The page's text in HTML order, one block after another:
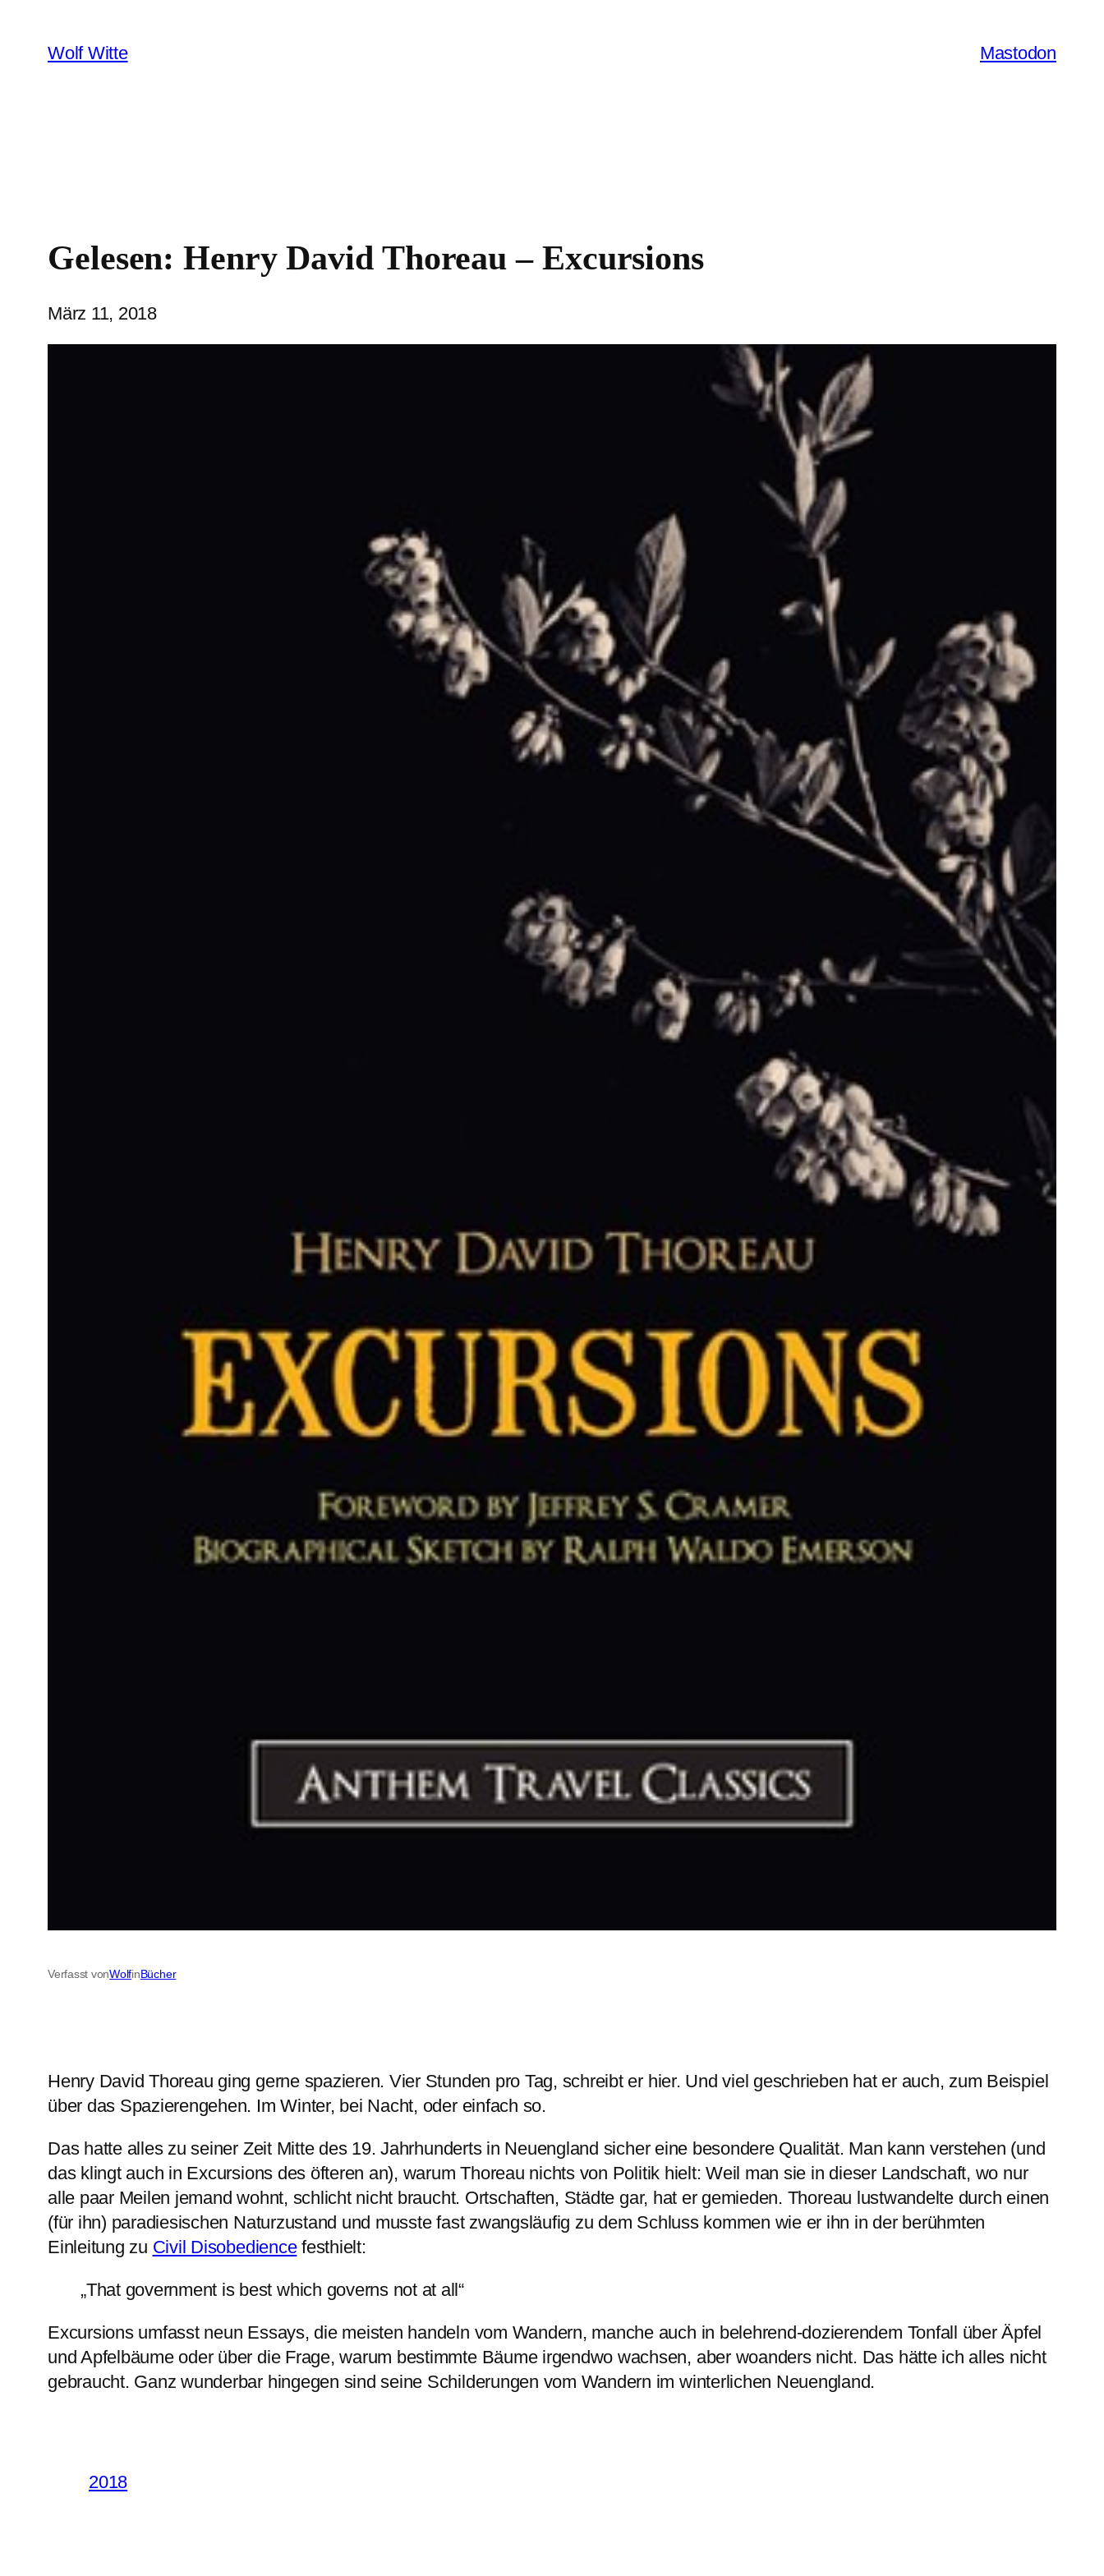
Inhalt
springen
Wolf Witte Mastodon
Gelesen: Henry David Thoreau – Excursions
März 11, 2018
Verfasst vonWolfinBücher
Henry David Thoreau ging gerne spazieren. Vier Stunden pro Tag, schreibt er hier. Und viel geschrieben hat er auch, zum Beispiel
über das Spazierengehen. Im Winter, bei Nacht, oder einfach so.
Das hatte alles zu seiner Zeit Mitte des 19. Jahrhunderts in Neuengland sicher eine besondere Qualität. Man kann verstehen (und
das klingt auch in Excursions des öfteren an), warum Thoreau nichts von Politik hielt: Weil man sie in dieser Landschaft, wo nur
alle paar Meilen jemand wohnt, schlicht nicht braucht. Ortschaften, Städte gar, hat er gemieden. Thoreau lustwandelte durch einen
(für ihn) paradiesischen Naturzustand und musste fast zwangsläufig zu dem Schluss kommen wie er ihn in der berühmten
Einleitung zu Civil Disobediencefesthielt:
„That government is best which governs not at all“
Excursions umfasst neun Essays, die meisten handeln vom Wandern, manche auch in belehrend-dozierendem Tonfall über Äpfel
und Apfelbäume oder über die Frage, warum bestimmte Bäume irgendwo wachsen, aber woanders nicht. Das hätte ich alles nicht
gebraucht. Ganz wunderbar hingegen sind seine Schilderungen vom Wandern im winterlichen Neuengland.
2018